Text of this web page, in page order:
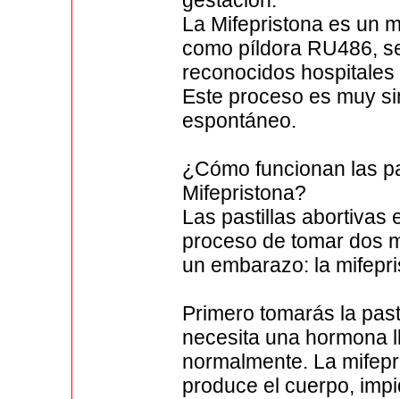
La Mifepristona es un
como píldora RU486,
reconocidos
Este proceso es muy
espontáneo.
¿Cómo funcionan las
Mifepristona?
Las pastillas abortivas
proceso de tomar dos
un embarazo: la
Primero tomarás la
necesita una hormona
normalmente. La
produce el cuerpo,